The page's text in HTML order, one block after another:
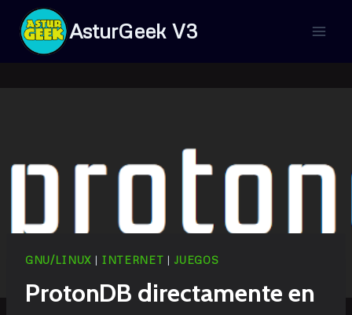
Saltar
contenido
AsturGeek V3
GNU/LINUX | INTERNET | JUEGOS
ProtonDB directamente en